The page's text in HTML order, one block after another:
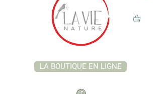
LA BOUTIQUE EN LIGNE